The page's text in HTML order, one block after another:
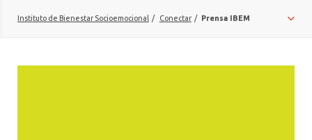
CONTACTO
Instituto de Bienestar Socioemocional / Conectar / Prensa IBEM